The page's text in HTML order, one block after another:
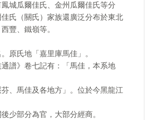
城瓜爾佳氏、金州瓜爾佳氏等分
氏（關氏）家族還廣泛分布於東北
豐、鐵嶺等。
原氏地「嘉里庫馬佳」。
通譜》卷七記有：「馬佳，本系地
、馬佳及各地方」。位於今黑龍江
少部分為官，大部分經商。